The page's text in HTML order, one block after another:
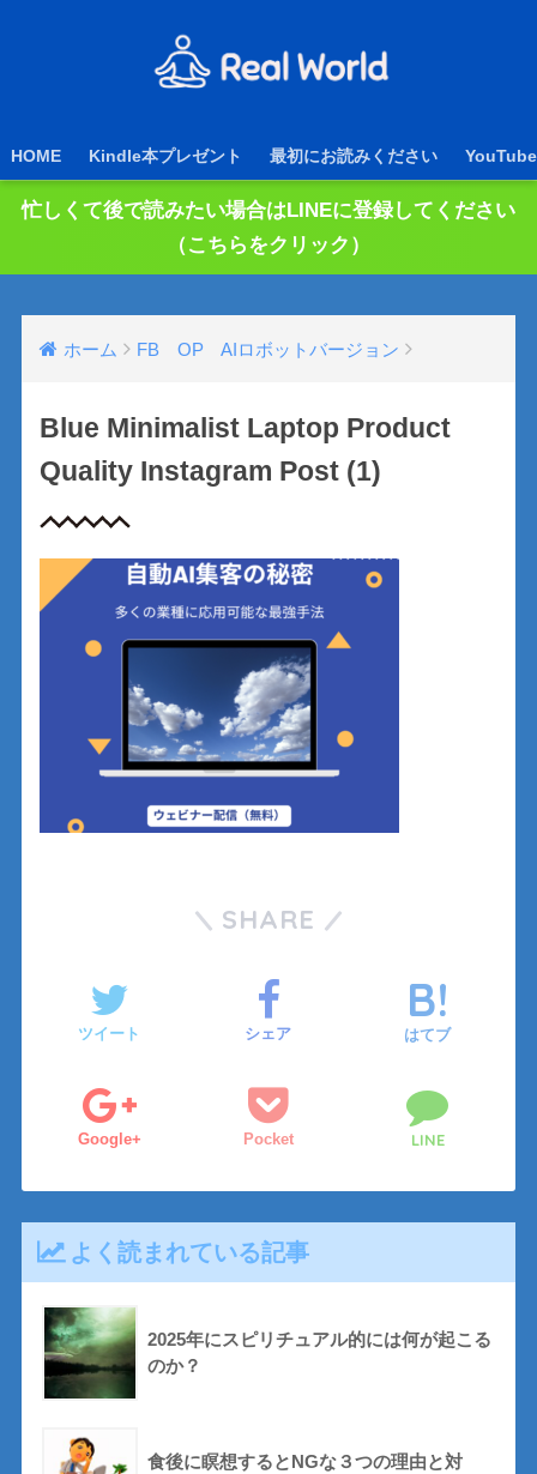
HOME Kindle本プレゼント 最初にお読みください YouTube
忙しくて後で読みたい場合はLINEに登録してください
（こちらをクリック）
ホーム FB OP AIロボットバージョン
Blue Minimalist Laptop Product
Quality Instagram Post (1)
SHARE
ツイート シェア はてブ
Google+ Pocket LINE
よく読まれている記事
2025年にスピリチュアル的には何が起こる
のか？
食後に瞑想するとNGな３つの理由と対